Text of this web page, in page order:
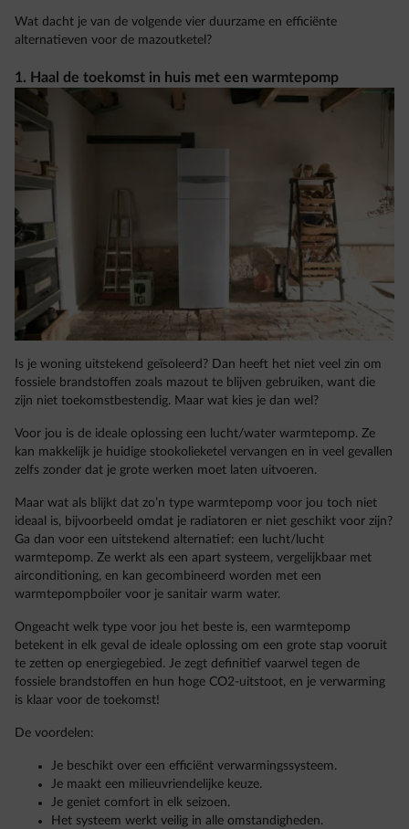
Wat dacht je van de volgende vier duurzame en efficiënte
alternatieven voor de mazoutketel?
1. Haal de toekomst in huis met een warmtepomp
Is je woning uitstekend geïsoleerd? Dan heeft het niet veel zin om
fossiele brandstoffen zoals mazout te blijven gebruiken, want die
zijn niet toekomstbestendig. Maar wat kies je dan wel?
Voor jou is de ideale oplossing een lucht/water warmtepomp. Ze
kan makkelijk je huidige stookolieketel vervangen en in veel gevallen
zelfs zonder dat je grote werken moet laten uitvoeren.
Maar wat als blijkt dat zo’n type warmtepomp voor jou toch niet
ideaal is, bijvoorbeeld omdat je radiatoren er niet geschikt voor zijn?
Ga dan voor een uitstekend alternatief: een lucht/lucht
warmtepomp. Ze werkt als een apart systeem, vergelijkbaar met
airconditioning, en kan gecombineerd worden met een
warmtepompboiler voor je sanitair warm water.
Ongeacht welk type voor jou het beste is, een warmtepomp
betekent in elk geval de ideale oplossing om een grote stap vooruit
te zetten op energiegebied. Je zegt definitief vaarwel tegen de
fossiele brandstoffen en hun hoge CO2-uitstoot, en je verwarming
is klaar voor de toekomst!
De voordelen:
Je beschikt over een efficiënt verwarmingssysteem.
Je maakt een milieuvriendelijke keuze.
Je geniet comfort in elk seizoen.
Het systeem werkt veilig in alle omstandigheden.